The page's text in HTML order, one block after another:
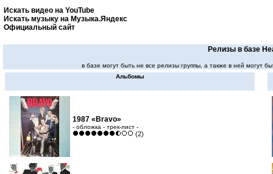
Искать видео на YouTube
Искать музыку на Музыка.Яндекс
Официальный сайт
Релизы в базе
в базе могут быть не все релизы группы, а также в ней
Альбомы
1987 «Bravo»
- обложка - трек-лист -
(2)